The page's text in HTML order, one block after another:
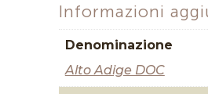
Informazioni
Denominazione
Alto Adige DOC